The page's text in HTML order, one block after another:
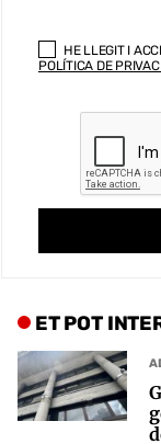
HE LLEGIT I
POLÍTICA DE
ET POT